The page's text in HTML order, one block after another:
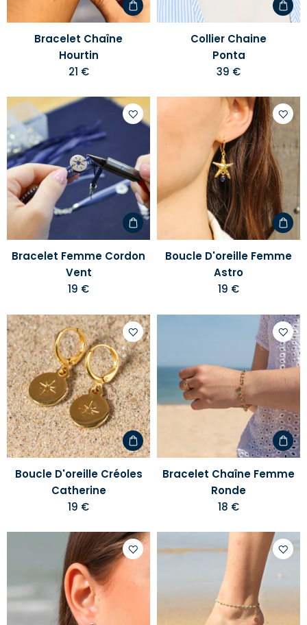
Bracelet Chaîne
Hourtin
21 €
Collier Chaine
Ponta
39 €
votre
liste
d'envies
Bracelet Femme Cordon
Vent
19 €
à
votre
liste
Boucle D'oreille Femme
Astro
19 €
Ajouter
à
votre
liste
d'envies
Boucle D'oreille Créoles
Catherine
19 €
à
votre
Bracelet Chaîne Femme
Ronde
18 €
à